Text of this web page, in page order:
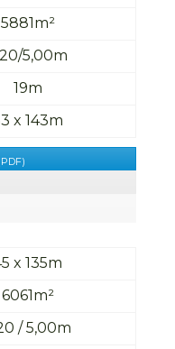
5881m²
5,00m
19m
x 143m
x 135m
6061m²
/ 5,00m